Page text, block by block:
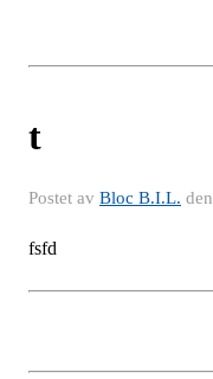
t
Postet av Bloc B.I.L. den
fsfd